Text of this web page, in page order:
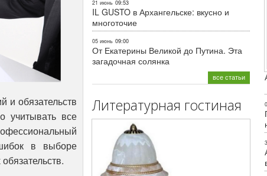
и обязательств
учитывать все
в выборе
21 июнь 09:53
IL GUSTO в Архангельске: вкусно и
многоточие
05 июнь 09:00
От Екатерины Великой до Путина. Эта
загадочная солянка
все статьи
Литературная гостиная